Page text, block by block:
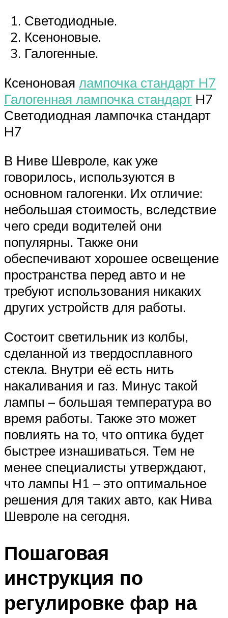
Светодиодные.
Ксеноновые.
Галогенные.
Ксеноновая лампочка стандарт H7
Галогенная лампочка стандарт H7
Светодиодная лампочка стандарт
H7
В Ниве Шевроле, как уже
говорилось, используются в
основном галогенки. Их отличие:
небольшая стоимость, вследствие
чего среди водителей они
популярны. Также они
обеспечивают хорошее освещение
пространства перед авто и не
требуют использования никаких
других устройств для работы.
Состоит светильник из колбы,
сделанной из твердосплавного
стекла. Внутри её есть нить
накаливания и газ. Минус такой
лампы – большая температура во
время работы. Также это может
повлиять на то, что оптика будет
быстрее изнашиваться. Тем не
менее специалисты утверждают,
что лампы Н1 – это оптимальное
решения для таких авто, как Нива
Шевроле на сегодня.
Пошаговая
инструкция по
регулировке фар на